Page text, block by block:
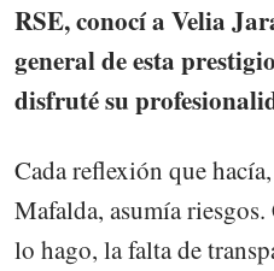
RSE, conocí a Velia
general de esta
disfruté su
Cada reflexión que
Mafalda, asumía
lo hago, la falta de